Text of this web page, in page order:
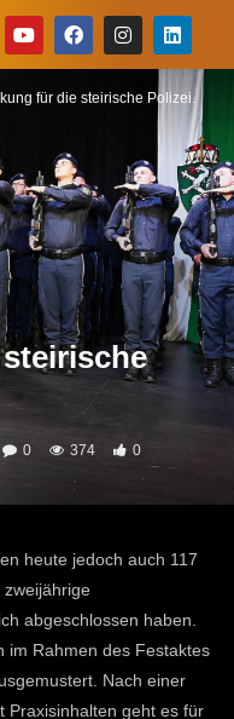
für die steirische Polizei.
0 374 0
heute jedoch auch 117
abgeschlossen haben.
im Rahmen des Festaktes
Nach einer
Praxisinhalten geht es für